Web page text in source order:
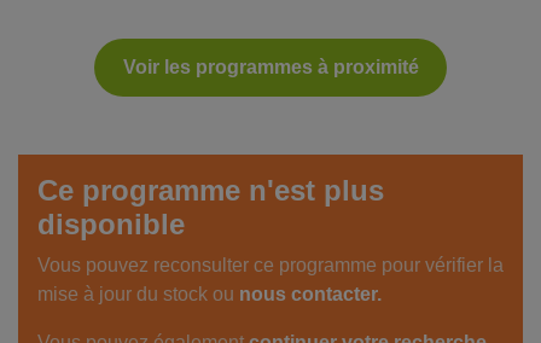
Voir les programmes à proximité
Ce programme n'est plus
disponible
Vous pouvez reconsulter ce programme pour vérifier la
mise à jour du stock ou nous contacter.